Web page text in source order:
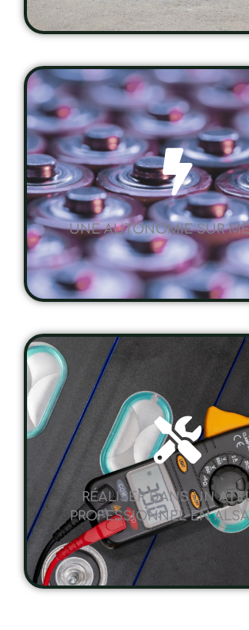
UNE AUTONOMIE SUR
RÉALISER DANS UN
PROFESSIONNEL EN